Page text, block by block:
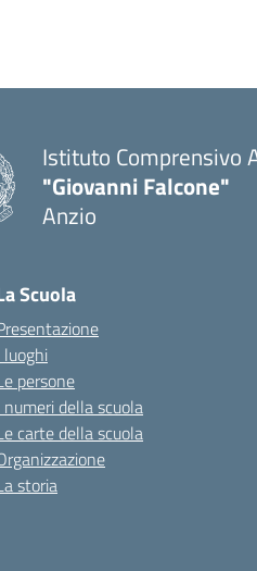
Istituto Comprensivo
"Giovanni Falcone"
Anzio
Scuola
luoghi
persone
numeri della scuola
carte della scuola
storia